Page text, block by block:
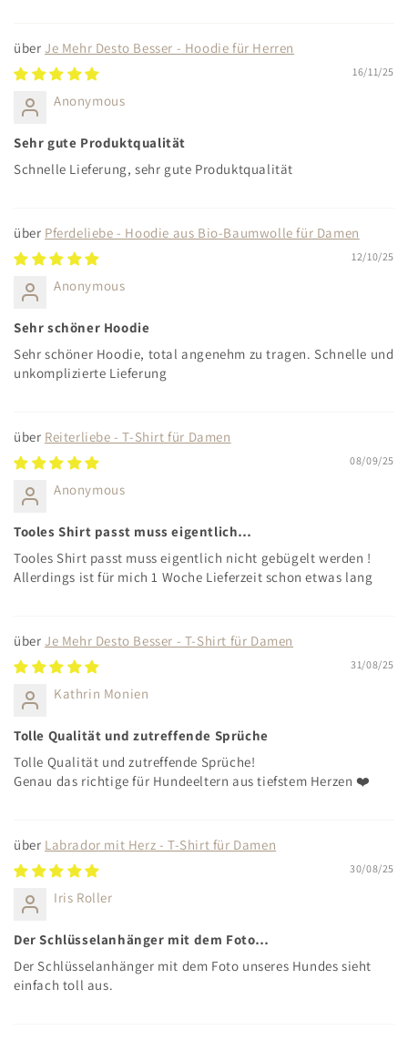
Je Mehr Desto Besser - Hoodie für Herren
16/11/25
Anonymous
Sehr gute Produktqualität
Schnelle Lieferung, sehr gute Produktqualität
Pferdeliebe - Hoodie aus Bio-Baumwolle für Damen
12/10/25
Anonymous
Sehr schöner Hoodie
Sehr schöner Hoodie, total angenehm zu tragen. Schnelle und
unkomplizierte Lieferung
Reiterliebe - T-Shirt für Damen
08/09/25
Anonymous
Tooles Shirt passt muss eigentlich…
Tooles Shirt passt muss eigentlich nicht gebügelt werden !
Allerdings ist für mich 1 Woche Lieferzeit schon etwas lang
Je Mehr Desto Besser - T-Shirt für Damen
31/08/25
Kathrin Monien
Tolle Qualität und zutreffende Sprüche
Tolle Qualität und zutreffende Sprüche!
Genau das richtige für Hundeeltern aus tiefstem Herzen ❤️
Labrador mit Herz - T-Shirt für Damen
30/08/25
Iris Roller
Der Schlüsselanhänger mit dem Foto…
Der Schlüsselanhänger mit dem Foto unseres Hundes sieht
einfach toll aus.